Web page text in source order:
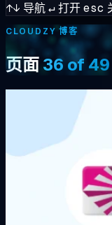
↑↓ 导航↵打开esc
CLOUDZY 博客
页面36 of 49